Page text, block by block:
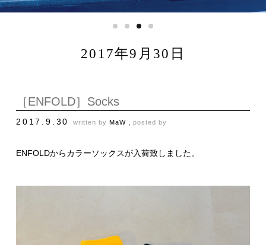
2017年9月30日
［ENFOLD］Socks
2017.9.30 written by MaW , posted by
ENFOLDからカラーソックスが入荷致しました。